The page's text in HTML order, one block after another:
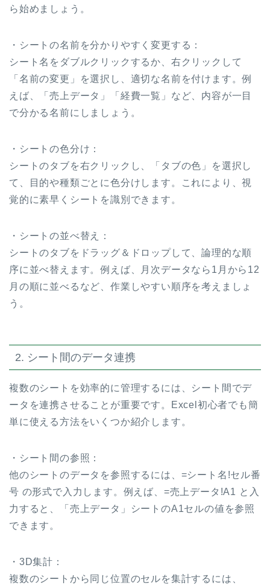
ら始めましょう。
・シートの名前を分かりやすく変更する：
シート名をダブルクリックするか、右クリックして
「名前の変更」を選択し、適切な名前を付けます。例
えば、「売上データ」「経費一覧」など、内容が一目
で分かる名前にしましょう。
・シートの色分け：
シートのタブを右クリックし、「タブの色」を選択し
て、目的や種類ごとに色分けします。これにより、視
覚的に素早くシートを識別できます。
・シートの並べ替え：
シートのタブをドラッグ＆ドロップして、論理的な順
序に並べ替えます。例えば、月次データなら1月から12
月の順に並べるなど、作業しやすい順序を考えましょ
う。
2. シート間のデータ連携
複数のシートを効率的に管理するには、シート間でデ
ータを連携させることが重要です。Excel初心者でも簡
単に使える方法をいくつか紹介します。
・シート間の参照：
他のシートのデータを参照するには、=シート名!セル番
号 の形式で入力します。例えば、=売上データ!A1 と入
力すると、「売上データ」シートのA1セルの値を参照
できます。
・3D集計：
複数のシートから同じ位置のセルを集計するには、